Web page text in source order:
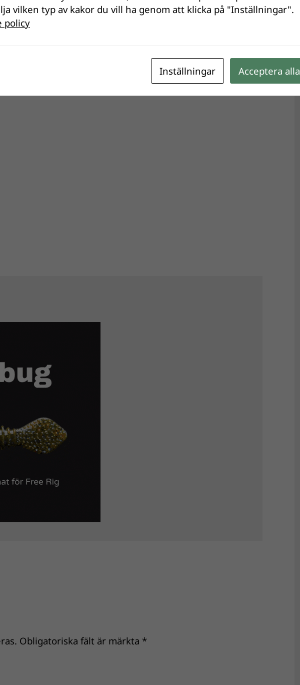
Obligatoriska fält är märkta *
vilken typ av kakor du vill ha genom att klicka på "Inställningar".
policy
Inställningar Acceptera alla